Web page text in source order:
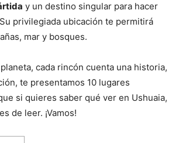
y un destino singular para hacer
privilegiada ubicación te permitirá
mar y bosques.
cada rincón cuenta una historia,
te presentamos 10 lugares
si quieres saber qué ver en Ushuaia,
de leer. ¡Vamos!